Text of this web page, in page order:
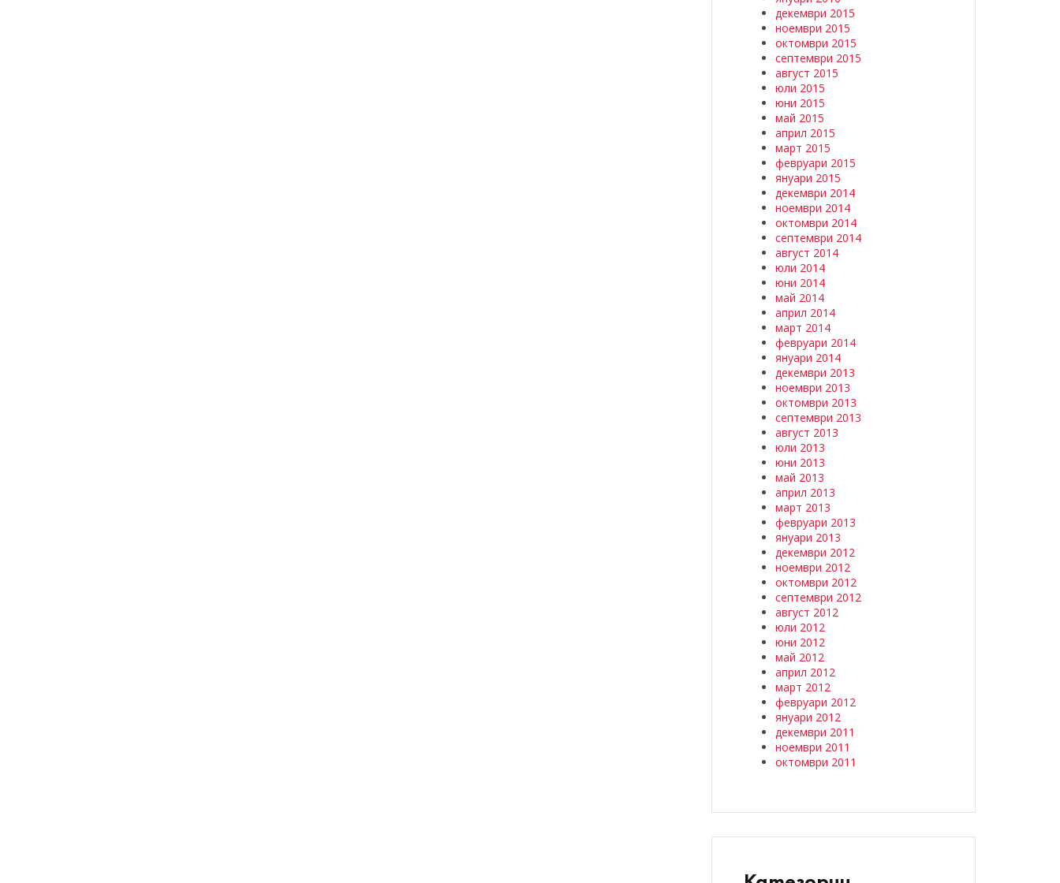
декември 2015
ноември 2015
октомври 2015
септември 2015
август 2015
юли 2015
юни 2015
май 2015
април 2015
март 2015
февруари 2015
януари 2015
декември 2014
ноември 2014
октомври 2014
септември 2014
август 2014
юли 2014
юни 2014
май 2014
април 2014
март 2014
февруари 2014
януари 2014
декември 2013
ноември 2013
октомври 2013
септември 2013
август 2013
юли 2013
юни 2013
май 2013
април 2013
март 2013
февруари 2013
януари 2013
декември 2012
ноември 2012
октомври 2012
септември 2012
август 2012
юли 2012
юни 2012
май 2012
април 2012
март 2012
февруари 2012
януари 2012
декември 2011
ноември 2011
октомври 2011